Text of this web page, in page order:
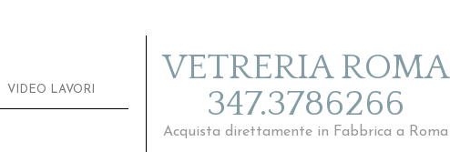
VETRERIA ROMA
347.3786266
Acquista direttamente in Fabbrica a Roma
VIDEO LAVORI